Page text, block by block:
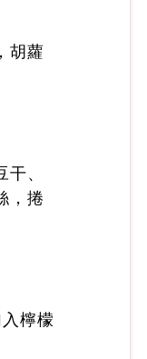
胡蘿
、
，捲
檸檬